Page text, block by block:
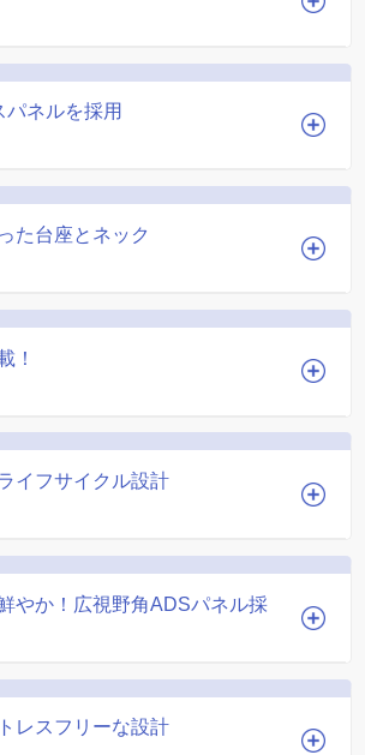
ネルを採用
た台座とネック
！
イフサイクル設計
やか！広視野角ADSパネル採
レスフリーな設計